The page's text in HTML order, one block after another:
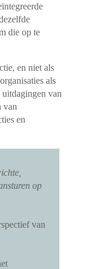
die op te
en niet als
als
uitdagingen van
van
en
op
van